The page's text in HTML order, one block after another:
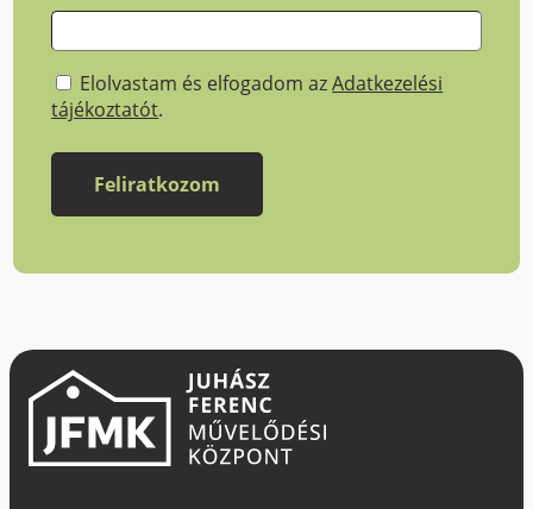
Elolvastam és elfogadom azAdatkezelési
tájékoztatót.